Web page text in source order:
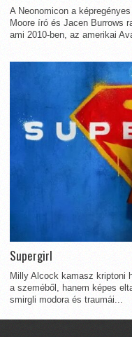
A Neonomicon a
Moore író és Jacen Burrows
ami 2010-ben, az amerikai
Supergirl
Milly Alcock kamasz kriptoni
a szeméből, hanem képes
smirgli modora és traumái...